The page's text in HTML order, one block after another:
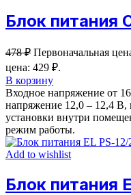
Блок питания
478₽ Первоначальная
цена: 429 ₽.
В корзину
Входное напряжение от
напряжение 12,0 – 12,4 В,
установки внутри
режим работы.
Add to wishlist
Блок питания